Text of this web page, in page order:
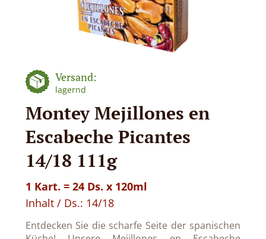
Versand:
lagernd
Montey Mejillones en
Escabeche Picantes
14/18 111g
1 Kart. = 24 Ds. x 120ml
Inhalt / Ds.: 14/18
Entdecken Sie die scharfe Seite der spanischen